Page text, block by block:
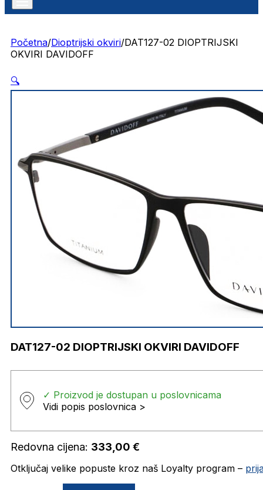
Početna/Dioptrijski okviri/DAT127-02 DIOPTRIJSKI
OKVIRI DAVIDOFF
🔍
DAT127-02 DIOPTRIJSKI OKVIRI DAVIDOFF
✓ Proizvod je dostupan u poslovnicama
Vidi popis poslovnica >
Redovna cijena: 333,00 €
Otključaj velike popuste kroz naš Loyalty program –